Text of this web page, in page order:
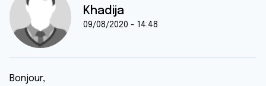
Khadija
09/08/2020 - 14:48
Bonjour,